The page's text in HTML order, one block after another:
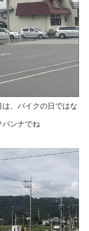
、バイクの日ではな
バンナでね